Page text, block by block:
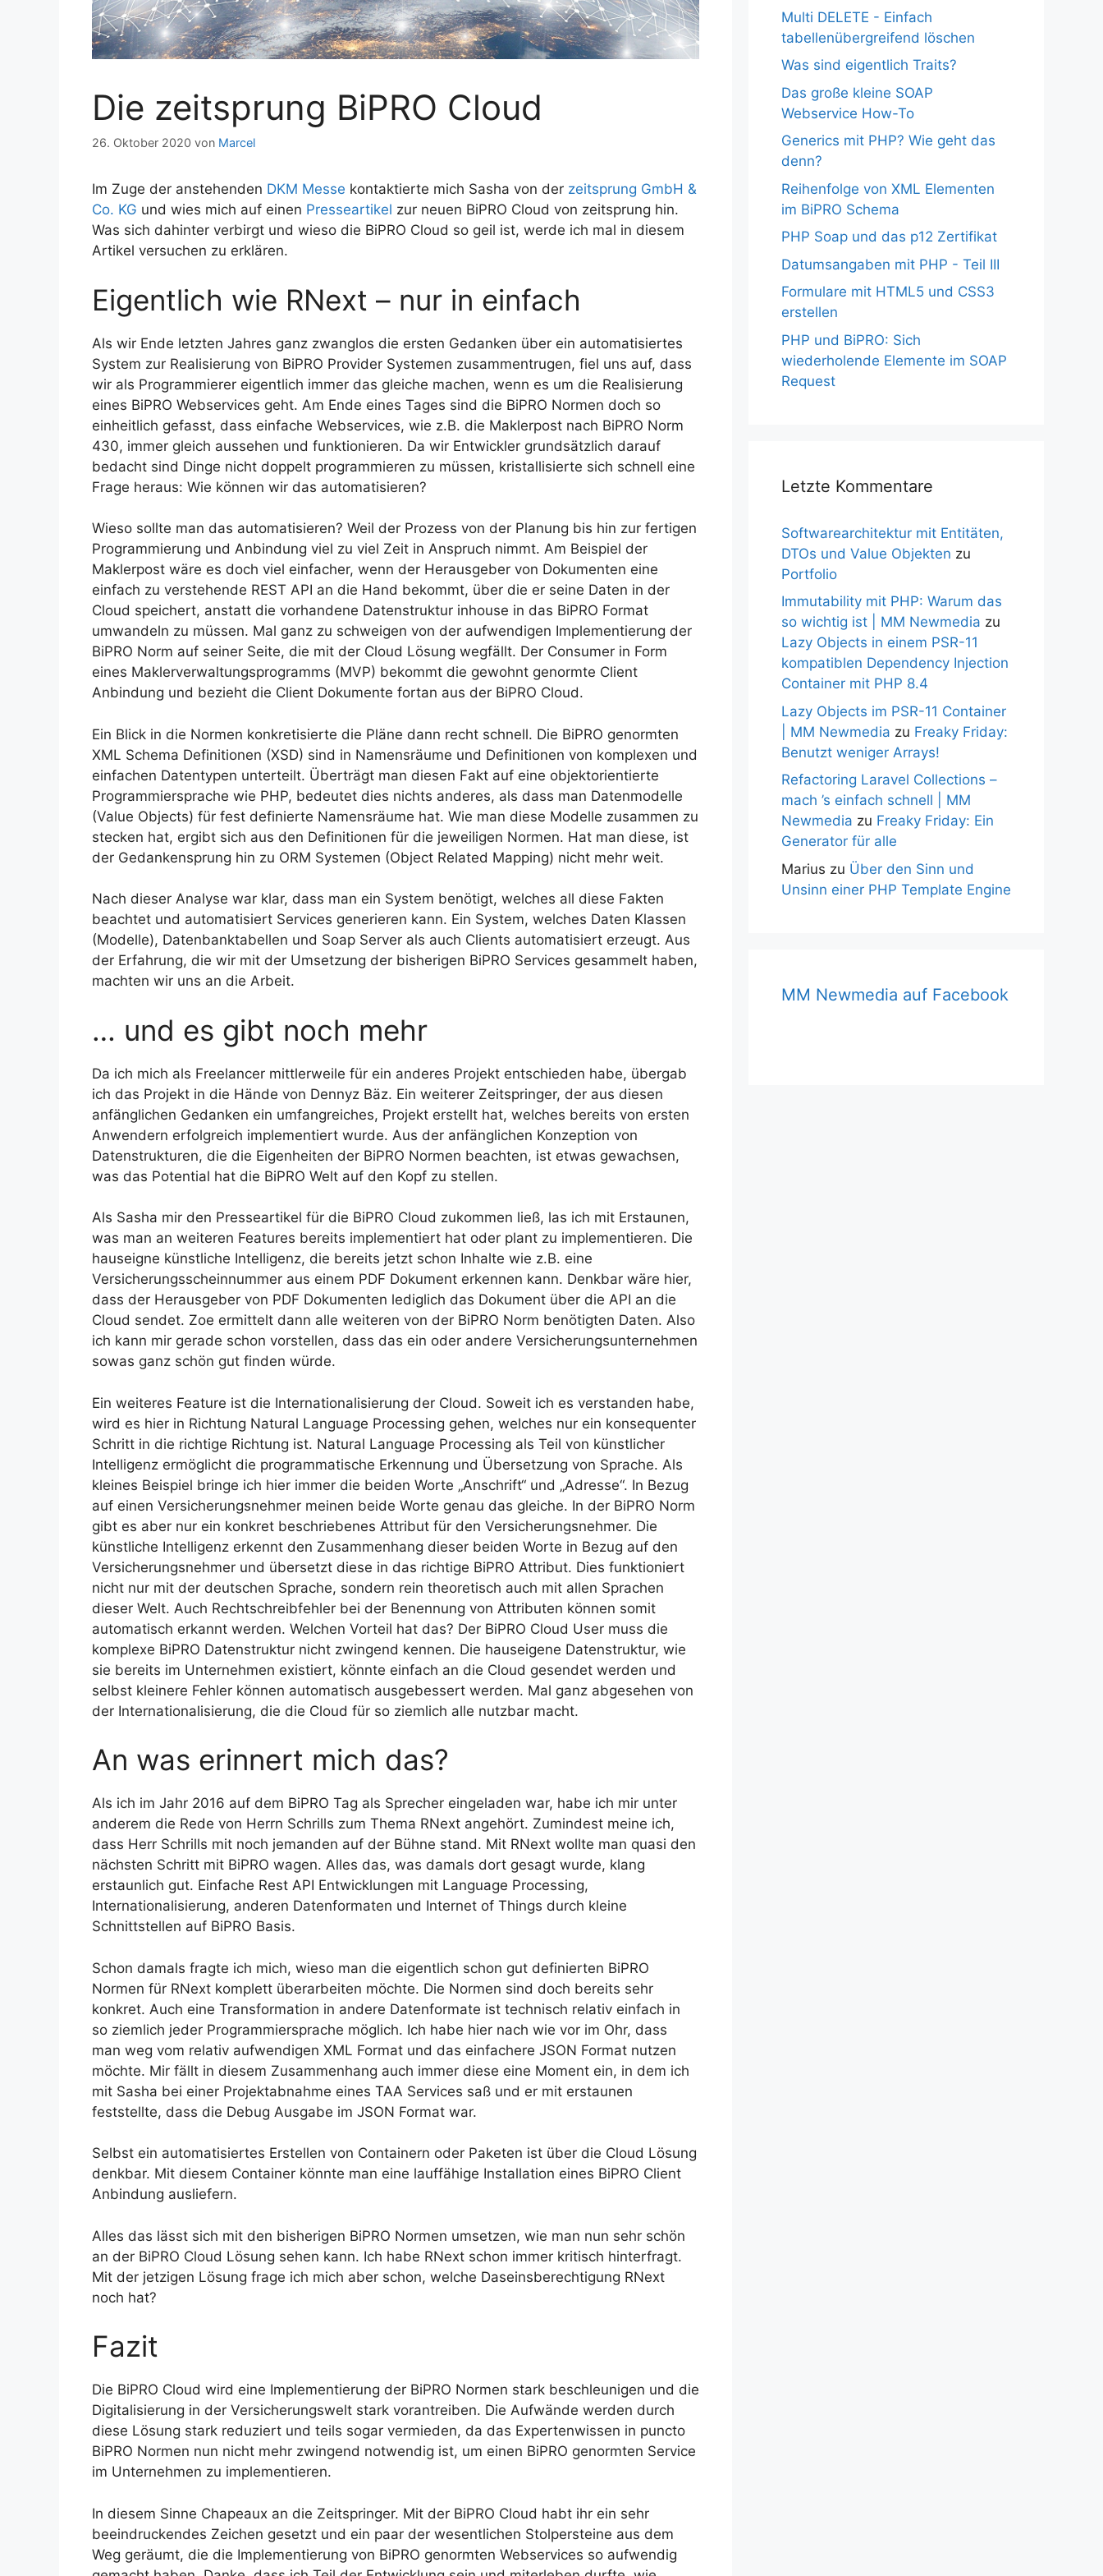
Die zeitsprung BiPRO Cloud
26. Oktober 2020 von Marcel
Im Zuge der anstehenden DKM Messe kontaktierte mich Sasha von der zeitsprung GmbH &
Co. KG und wies mich auf einen Presseartikel zur neuen BiPRO Cloud von zeitsprung hin.
Was sich dahinter verbirgt und wieso die BiPRO Cloud so geil ist, werde ich mal in diesem
Artikel versuchen zu erklären.
Eigentlich wie RNext – nur in einfach
Als wir Ende letzten Jahres ganz zwanglos die ersten Gedanken über ein automatisiertes
System zur Realisierung von BiPRO Provider Systemen zusammentrugen, fiel uns auf, dass
wir als Programmierer eigentlich immer das gleiche machen, wenn es um die Realisierung
eines BiPRO Webservices geht. Am Ende eines Tages sind die BiPRO Normen doch so
einheitlich gefasst, dass einfache Webservices, wie z.B. die Maklerpost nach BiPRO Norm
430, immer gleich aussehen und funktionieren. Da wir Entwickler grundsätzlich darauf
bedacht sind Dinge nicht doppelt programmieren zu müssen, kristallisierte sich schnell eine
Frage heraus: Wie können wir das automatisieren?
Wieso sollte man das automatisieren? Weil der Prozess von der Planung bis hin zur fertigen
Programmierung und Anbindung viel zu viel Zeit in Anspruch nimmt. Am Beispiel der
Maklerpost wäre es doch viel einfacher, wenn der Herausgeber von Dokumenten eine
einfach zu verstehende REST API an die Hand bekommt, über die er seine Daten in der
Cloud speichert, anstatt die vorhandene Datenstruktur inhouse in das BiPRO Format
umwandeln zu müssen. Mal ganz zu schweigen von der aufwendigen Implementierung der
BiPRO Norm auf seiner Seite, die mit der Cloud Lösung wegfällt. Der Consumer in Form
eines Maklerverwaltungsprogramms (MVP) bekommt die gewohnt genormte Client
Anbindung und bezieht die Client Dokumente fortan aus der BiPRO Cloud.
Ein Blick in die Normen konkretisierte die Pläne dann recht schnell. Die BiPRO genormten
XML Schema Definitionen (XSD) sind in Namensräume und Definitionen von komplexen und
einfachen Datentypen unterteilt. Überträgt man diesen Fakt auf eine objektorientierte
Programmiersprache wie PHP, bedeutet dies nichts anderes, als dass man Datenmodelle
(Value Objects) für fest definierte Namensräume hat. Wie man diese Modelle zusammen zu
stecken hat, ergibt sich aus den Definitionen für die jeweiligen Normen. Hat man diese, ist
der Gedankensprung hin zu ORM Systemen (Object Related Mapping) nicht mehr weit.
Nach dieser Analyse war klar, dass man ein System benötigt, welches all diese Fakten
beachtet und automatisiert Services generieren kann. Ein System, welches Daten Klassen
(Modelle), Datenbanktabellen und Soap Server als auch Clients automatisiert erzeugt. Aus
der Erfahrung, die wir mit der Umsetzung der bisherigen BiPRO Services gesammelt haben,
machten wir uns an die Arbeit.
… und es gibt noch mehr
Da ich mich als Freelancer mittlerweile für ein anderes Projekt entschieden habe, übergab
ich das Projekt in die Hände von Dennyz Bäz. Ein weiterer Zeitspringer, der aus diesen
anfänglichen Gedanken ein umfangreiches, Projekt erstellt hat, welches bereits von ersten
Anwendern erfolgreich implementiert wurde. Aus der anfänglichen Konzeption von
Datenstrukturen, die die Eigenheiten der BiPRO Normen beachten, ist etwas gewachsen,
was das Potential hat die BiPRO Welt auf den Kopf zu stellen.
Als Sasha mir den Presseartikel für die BiPRO Cloud zukommen ließ, las ich mit Erstaunen,
was man an weiteren Features bereits implementiert hat oder plant zu implementieren. Die
hauseigne künstliche Intelligenz, die bereits jetzt schon Inhalte wie z.B. eine
Versicherungsscheinnummer aus einem PDF Dokument erkennen kann. Denkbar wäre hier,
dass der Herausgeber von PDF Dokumenten lediglich das Dokument über die API an die
Cloud sendet. Zoe ermittelt dann alle weiteren von der BiPRO Norm benötigten Daten. Also
ich kann mir gerade schon vorstellen, dass das ein oder andere Versicherungsunternehmen
sowas ganz schön gut finden würde.
Ein weiteres Feature ist die Internationalisierung der Cloud. Soweit ich es verstanden habe,
wird es hier in Richtung Natural Language Processing gehen, welches nur ein konsequenter
Schritt in die richtige Richtung ist. Natural Language Processing als Teil von künstlicher
Intelligenz ermöglicht die programmatische Erkennung und Übersetzung von Sprache. Als
kleines Beispiel bringe ich hier immer die beiden Worte „Anschrift“ und „Adresse“. In Bezug
auf einen Versicherungsnehmer meinen beide Worte genau das gleiche. In der BiPRO Norm
gibt es aber nur ein konkret beschriebenes Attribut für den Versicherungsnehmer. Die
künstliche Intelligenz erkennt den Zusammenhang dieser beiden Worte in Bezug auf den
Versicherungsnehmer und übersetzt diese in das richtige BiPRO Attribut. Dies funktioniert
nicht nur mit der deutschen Sprache, sondern rein theoretisch auch mit allen Sprachen
dieser Welt. Auch Rechtschreibfehler bei der Benennung von Attributen können somit
automatisch erkannt werden. Welchen Vorteil hat das? Der BiPRO Cloud User muss die
komplexe BiPRO Datenstruktur nicht zwingend kennen. Die hauseigene Datenstruktur, wie
sie bereits im Unternehmen existiert, könnte einfach an die Cloud gesendet werden und
selbst kleinere Fehler können automatisch ausgebessert werden. Mal ganz abgesehen von
der Internationalisierung, die die Cloud für so ziemlich alle nutzbar macht.
An was erinnert mich das?
Als ich im Jahr 2016 auf dem BiPRO Tag als Sprecher eingeladen war, habe ich mir unter
anderem die Rede von Herrn Schrills zum Thema RNext angehört. Zumindest meine ich,
dass Herr Schrills mit noch jemanden auf der Bühne stand. Mit RNext wollte man quasi den
nächsten Schritt mit BiPRO wagen. Alles das, was damals dort gesagt wurde, klang
erstaunlich gut. Einfache Rest API Entwicklungen mit Language Processing,
Internationalisierung, anderen Datenformaten und Internet of Things durch kleine
Schnittstellen auf BiPRO Basis.
Schon damals fragte ich mich, wieso man die eigentlich schon gut definierten BiPRO
Normen für RNext komplett überarbeiten möchte. Die Normen sind doch bereits sehr
konkret. Auch eine Transformation in andere Datenformate ist technisch relativ einfach in
so ziemlich jeder Programmiersprache möglich. Ich habe hier nach wie vor im Ohr, dass
man weg vom relativ aufwendigen XML Format und das einfachere JSON Format nutzen
möchte. Mir fällt in diesem Zusammenhang auch immer diese eine Moment ein, in dem ich
mit Sasha bei einer Projektabnahme eines TAA Services saß und er mit erstaunen
feststellte, dass die Debug Ausgabe im JSON Format war.
Selbst ein automatisiertes Erstellen von Containern oder Paketen ist über die Cloud Lösung
denkbar. Mit diesem Container könnte man eine lauffähige Installation eines BiPRO Client
Anbindung ausliefern.
Alles das lässt sich mit den bisherigen BiPRO Normen umsetzen, wie man nun sehr schön
an der BiPRO Cloud Lösung sehen kann. Ich habe RNext schon immer kritisch hinterfragt.
Mit der jetzigen Lösung frage ich mich aber schon, welche Daseinsberechtigung RNext
noch hat?
Fazit
Die BiPRO Cloud wird eine Implementierung der BiPRO Normen stark beschleunigen und die
Digitalisierung in der Versicherungswelt stark vorantreiben. Die Aufwände werden durch
diese Lösung stark reduziert und teils sogar vermieden, da das Expertenwissen in puncto
BiPRO Normen nun nicht mehr zwingend notwendig ist, um einen BiPRO genormten Service
im Unternehmen zu implementieren.
In diesem Sinne Chapeaux an die Zeitspringer. Mit der BiPRO Cloud habt ihr ein sehr
beeindruckendes Zeichen gesetzt und ein paar der wesentlichen Stolpersteine aus dem
Weg geräumt, die die Implementierung von BiPRO genormten Webservices so aufwendig
Multi DELETE - Einfach
tabellenübergreifend löschen
Was sind eigentlich Traits?
Das große kleine SOAP
Webservice How-To
Generics mit PHP? Wie geht das
denn?
Reihenfolge von XML Elementen
im BiPRO Schema
PHP Soap und das p12 Zertifikat
Datumsangaben mit PHP - Teil III
Formulare mit HTML5 und CSS3
erstellen
PHP und BiPRO: Sich
wiederholende Elemente im SOAP
Request
Letzte Kommentare
Softwarearchitektur mit Entitäten,
DTOs und Value Objekten zu
Portfolio
Immutability mit PHP: Warum das
so wichtig ist | MM Newmedia zu
Lazy Objects in einem PSR-11
kompatiblen Dependency Injection
Container mit PHP 8.4
Lazy Objects im PSR-11 Container
| MM Newmedia zu Freaky Friday:
Benutzt weniger Arrays!
Refactoring Laravel Collections –
mach ’s einfach schnell | MM
Newmedia zu Freaky Friday: Ein
Generator für alle
Marius zu Über den Sinn und
Unsinn einer PHP Template Engine
MM Newmedia auf Facebook